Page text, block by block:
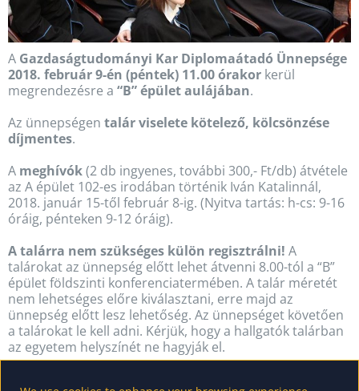
A Gazdaságtudományi Kar Diplomaátadó Ünnepsége
2018. február 9-én (péntek) 11.00 órakor kerül
megrendezésre a “B” épület aulájában.
Az ünnepségen talár viselete kötelező, kölcsönzése
díjmentes.
A meghívók(2 db ingyenes, további 300,- Ft/db) átvétele
az A épület 102-es irodában történik Iván Katalinnál,
2018. január 15-től február 8-ig. (Nyitva tartás: h-cs: 9-16
óráig, pénteken 9-12 óráig).
A talárra nem szükséges külön regisztrálni! A
talárokat az ünnepség előtt lehet átvenni 8.00-tól a “B”
épület földszinti konferenciatermében. A talár méretét
nem lehetséges előre kiválasztani, erre majd az
ünnepség előtt lesz lehetőség. Az ünnepséget követően
a talárokat le kell adni. Kérjük, hogy a hallgatók talárban
az egyetem helyszínét ne hagyják el.